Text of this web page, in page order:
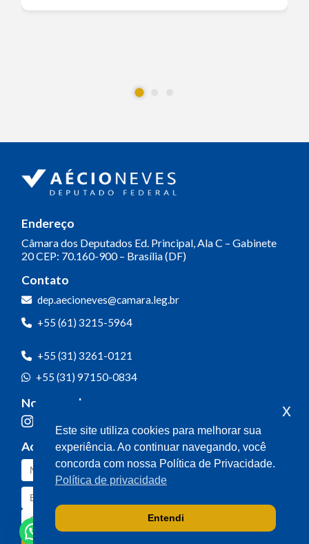
Endereço
Câmara dos Deputados Ed. Principal, Ala C – Gabinete
20CEP: 70.160-900 – Brasília (DF)
Contato
dep.aecioneves@camara.leg.br
+55 (61) 3215-5964
+55 (31) 3261-0121
+55 (31) 97150-0834
Nossas redes
Acompanhe o meu mandato
Este site utiliza cookies para melhorar sua
experiência. Ao continuar navegando, você
concorda com nossa Política de Privacidade.
Política de privacidade
Entendi
x